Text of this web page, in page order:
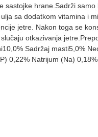
hrane.Sadrži
sa dodatkom vitamina i
jetre. Nakon toga se
otkazivanja
Sadržaj masti5,0%
0,22% Natrijum (Na)